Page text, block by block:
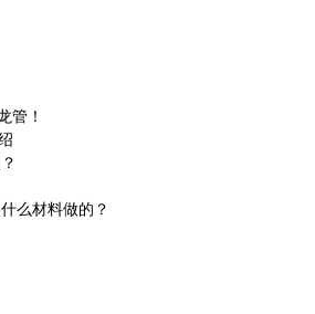
管！
么材料做的？